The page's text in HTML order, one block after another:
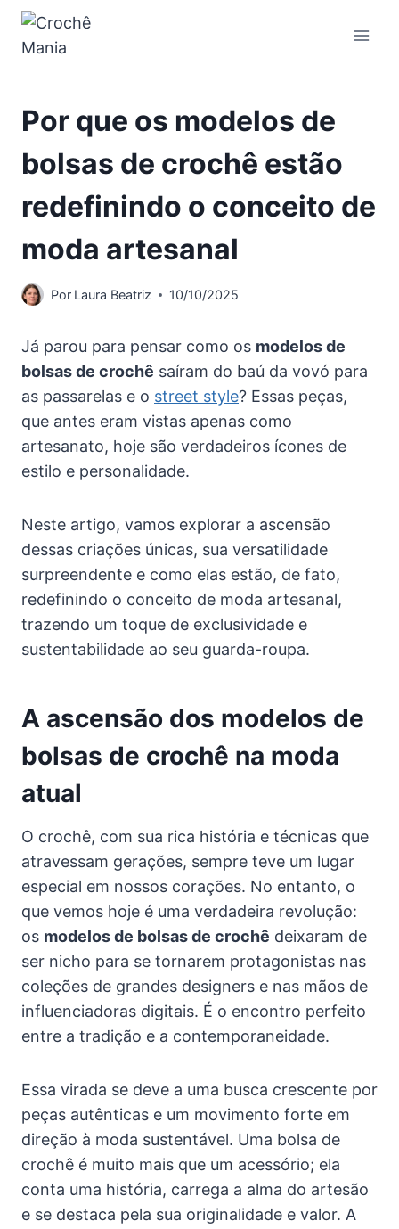
Pular
Por que os modelos de
bolsas de crochê estão
redefinindo o conceito de
moda artesanal
Por Laura Beatriz 10/10/2025
Já parou para pensar como os modelos de
bolsas de crochê saíram do baú da vovó para
as passarelas e o street style? Essas peças,
que antes eram vistas apenas como
artesanato, hoje são verdadeiros ícones de
estilo e personalidade.
Neste artigo, vamos explorar a ascensão
dessas criações únicas, sua versatilidade
surpreendente e como elas estão, de fato,
redefinindo o conceito de moda artesanal,
trazendo um toque de exclusividade e
sustentabilidade ao seu guarda-roupa.
A ascensão dos modelos de
bolsas de crochê na moda
atual
O crochê, com sua rica história e técnicas que
atravessam gerações, sempre teve um lugar
especial em nossos corações. No entanto, o
que vemos hoje é uma verdadeira revolução:
os modelos de bolsas de crochê deixaram de
ser nicho para se tornarem protagonistas nas
coleções de grandes designers e nas mãos de
influenciadoras digitais. É o encontro perfeito
entre a tradição e a contemporaneidade.
Essa virada se deve a uma busca crescente por
peças autênticas e um movimento forte em
direção à moda sustentável. Uma bolsa de
crochê é muito mais que um acessório; ela
conta uma história, carrega a alma do artesão
e se destaca pela sua originalidade e valor. A